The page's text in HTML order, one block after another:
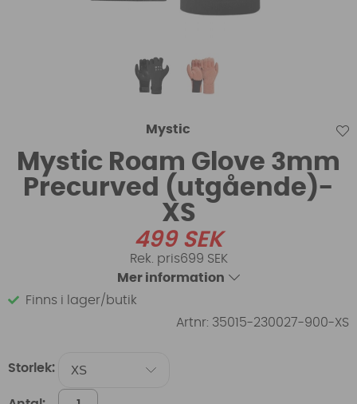
Mystic
Mystic Roam Glove 3mm
Precurved (utgående)-
XS
499SEK
699 SEK
Mer information
Finns i lager/butik
Artnr: 35015-230027-900-XS
Storlek: